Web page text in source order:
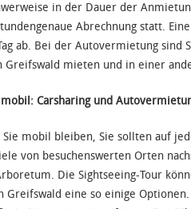
in der Dauer der
Abrechnung statt.
ab. Bei der Autovermietung sind
Greifswald mieten und in einer
Carsharing und
Sie mobil bleiben, Sie sollten auf
von besuchenswerten Orten
Die Sightseeing-Tour
Greifswald eine so einige